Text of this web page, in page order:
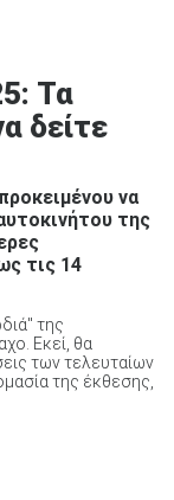
Τα
δείτε
να
της
τις 14
της
Εκεί, θα
των τελευταίων
της έκθεσης,